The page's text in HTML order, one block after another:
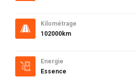
Kilométrage
102000km
Energie
Essence